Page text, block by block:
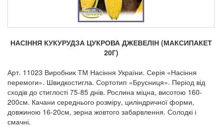
НАСІННЯ КУКУРУДЗА ЦУКРОВА ДЖЕВЕЛІН (МАКСИПАКЕТ
20Г)
Арт. 11023 Виробник ТМ Насіння України. Серія «Насіння
перемоги». Швидкостигла. Сортотип «Брусниця». Період від
сходів до стиглості 75-85 днів. Рослина міцна, висотою 160-
200см. Качани середнього розміру, циліндричної форми,
довжиною 16-20см, зерна жовтого забарвлення. Солодкі і
смачні.